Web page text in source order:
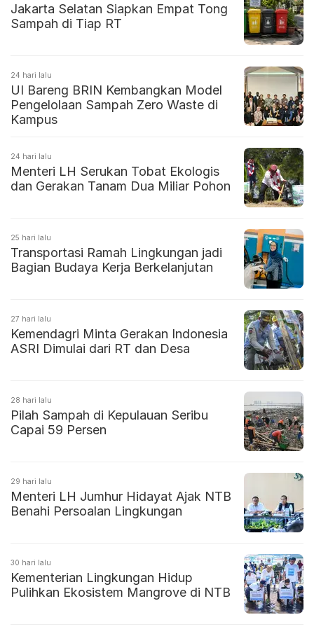
Jakarta Selatan Siapkan Empat Tong
Sampah di Tiap RT
24 hari lalu
UI Bareng BRIN Kembangkan Model
Pengelolaan Sampah Zero Waste di
Kampus
24 hari lalu
Menteri LH Serukan Tobat Ekologis
dan Gerakan Tanam Dua Miliar Pohon
25 hari lalu
Transportasi Ramah Lingkungan jadi
Bagian Budaya Kerja Berkelanjutan
27 hari lalu
Kemendagri Minta Gerakan Indonesia
ASRI Dimulai dari RT dan Desa
28 hari lalu
Pilah Sampah di Kepulauan Seribu
Capai 59 Persen
29 hari lalu
Menteri LH Jumhur Hidayat Ajak NTB
Benahi Persoalan Lingkungan
30 hari lalu
Kementerian Lingkungan Hidup
Pulihkan Ekosistem Mangrove di NTB